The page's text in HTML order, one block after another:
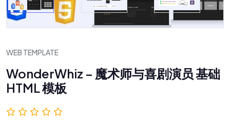
WEB TEMPLATE
WonderWhiz – 魔术师与喜剧演员 基础
HTML 模板